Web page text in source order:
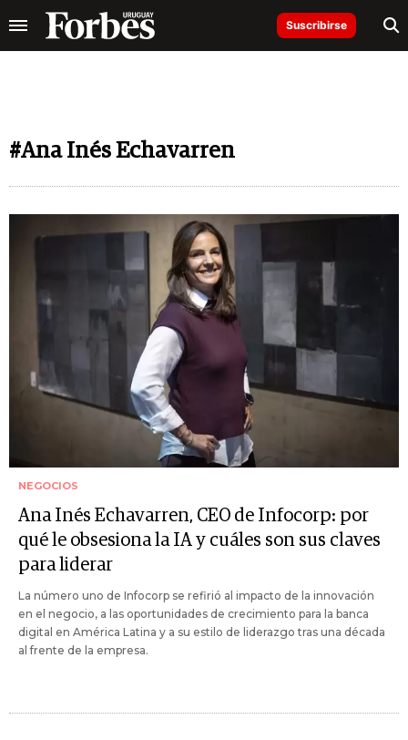
Suscribirse
#Ana Inés Echavarren
NEGOCIOS
Ana Inés Echavarren, CEO de Infocorp: por
qué le obsesiona la IA y cuáles son sus claves
para liderar
La número uno de Infocorp se refirió al impacto de la innovación
en el negocio, a las oportunidades de crecimiento para la banca
digital en América Latina y a su estilo de liderazgo tras una década
al frente de la empresa.